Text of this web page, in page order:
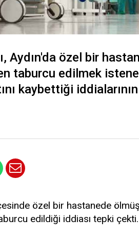
Aydın'da özel bir
taburcu edilmek
kaybettiği
özel bir hastanede
edildiği iddiası tepki çekti.